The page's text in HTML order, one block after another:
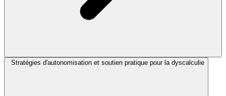
Stratégies d'autonomisation et soutien pratique pour la dyscalculie